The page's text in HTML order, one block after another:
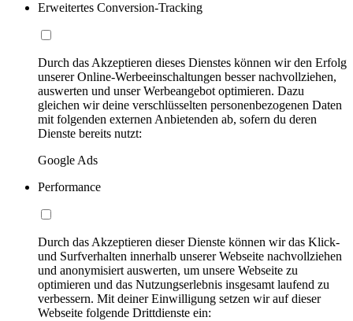
Erweitertes Conversion-Tracking
Durch das Akzeptieren dieses Dienstes können wir den Erfolg
unserer Online-Werbeeinschaltungen besser nachvollziehen,
auswerten und unser Werbeangebot optimieren. Dazu
gleichen wir deine verschlüsselten personenbezogenen Daten
mit folgenden externen Anbietenden ab, sofern du deren
Dienste bereits nutzt:
Google Ads
Performance
Durch das Akzeptieren dieser Dienste können wir das Klick-
und Surfverhalten innerhalb unserer Webseite nachvollziehen
und anonymisiert auswerten, um unsere Webseite zu
optimieren und das Nutzungserlebnis insgesamt laufend zu
verbessern. Mit deiner Einwilligung setzen wir auf dieser
Webseite folgende Drittdienste ein: